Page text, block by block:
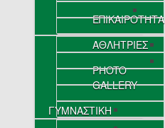
ΕΠΙΚΑΙΡΟΤΗΤΑ
ΑΘΛΗΤΡΙΕΣ
PHOTO
GALLERY
ΓΥΜΝΑΣΤΙΚΗ